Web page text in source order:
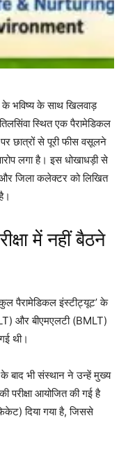
भविष्य के साथ खिलवाड़
स्थित एक पैरामेडिकल
छात्रों से पूरी फीस वसूलने
लगा है। इस धोखाधड़ी से
जिला कलेक्टर को लिखित
में नहीं बैठने
पैरामेडिकल इंस्टीट्यूट’ के
और बीएमएलटी (BMLT)
थी।
बाद भी संस्थान ने उन्हें मुख्य
परीक्षा आयोजित की गई है
दिया गया है, जिससे